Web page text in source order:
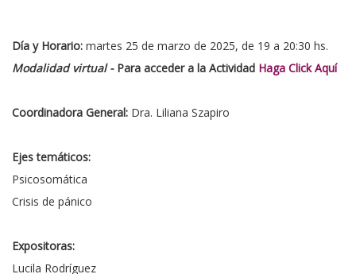
Día y Horario: martes 25 de marzo de 2025, de 19 a 20:30 hs.
Modalidad virtual - Para acceder a la Actividad Haga Click Aquí
Coordinadora General: Dra. Liliana Szapiro
Ejes temáticos:
Psicosomática
Crisis de pánico
Expositoras:
Lucila Rodríguez